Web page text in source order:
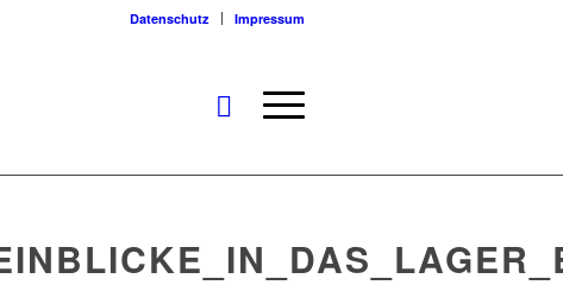
Datenschutz Impressum